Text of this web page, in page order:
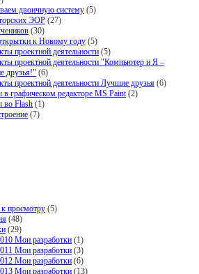
двоичную систему (5)
ЭОР (27)
(30)
к Новому году (5)
проектной деятельности (5)
проектной деятельности "Компьютер и Я –
друзья!" (6)
проектной деятельности Лучшие друзья (6)
в графическом редакторе MS Paint(2)
во Flash (1)
(7)
просмотру (5)
(48)
(29)
Мои разработки (1)
Мои разработки (3)
Мои разработки (6)
Мои разработки (13)